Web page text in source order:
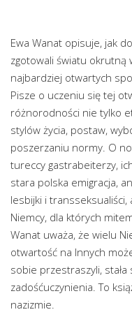
Ewa Wanat opisuje, jak
zgotowali światu okrutną
najbardziej otwartych
Pisze o uczeniu się tej
różnorodności nie tylko
stylów życia, postaw,
poszerzaniu normy. O
tureccy gastrabeiterzy,
stara polska emigracja,
lesbijki i
Niemcy, dla których
Wanat uważa, że wielu
otwartość na Innych
sobie przestraszyli,
zadośćuczynienia. To
nazizmie.